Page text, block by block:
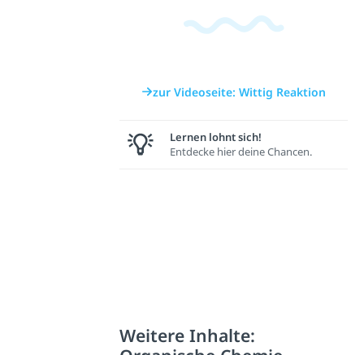
zur Videoseite: Wittig Reaktion
Lernen lohnt sich!
Entdecke hier deine Chancen.
Weitere Inhalte: